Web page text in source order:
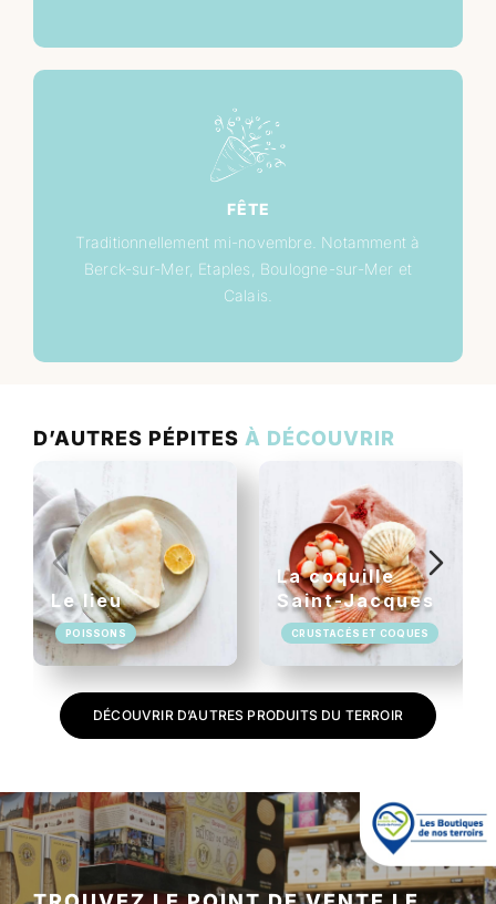
FÊTE
Traditionnellement mi-novembre. Notamment à
Berck-sur-Mer, Etaples, Boulogne-sur-Mer et
Calais.
D’AUTRES PÉPITES À DÉCOUVRIR
Le lieu
POISSONS
La coquille
Saint-Jacques
CRUSTACÉS ET COQUES
DÉCOUVRIR D’AUTRES PRODUITS DU TERROIR